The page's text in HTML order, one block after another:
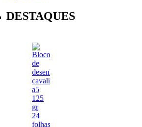
DESTAQUES